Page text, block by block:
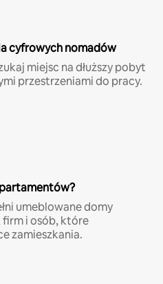
cyfrowych nomadów
miejsc na dłuższy pobyt
przestrzeniami do pracy.
umeblowane domy
i osób, które
zamieszkania.